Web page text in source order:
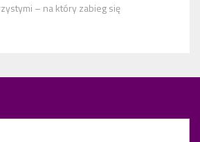
– na który zabieg się